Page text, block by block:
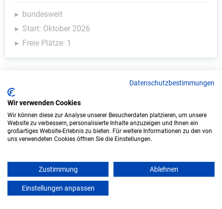
bundesweit
Start: Oktober 2026
Freie Plätze: 1
Weitere Ausbildungsplätze
KFZ - Ausbildungsplätze
Datenschutzbestimmungen
Wir verwenden Cookies
Wir können diese zur Analyse unserer Besucherdaten platzieren, um unsere
Website zu verbessern, personalisierte Inhalte anzuzeigen und Ihnen ein
großartiges Website-Erlebnis zu bieten. Für weitere Informationen zu den von
uns verwendeten Cookies öffnen Sie die Einstellungen.
Zustimmung Ablehnen
Einstellungen anpassen